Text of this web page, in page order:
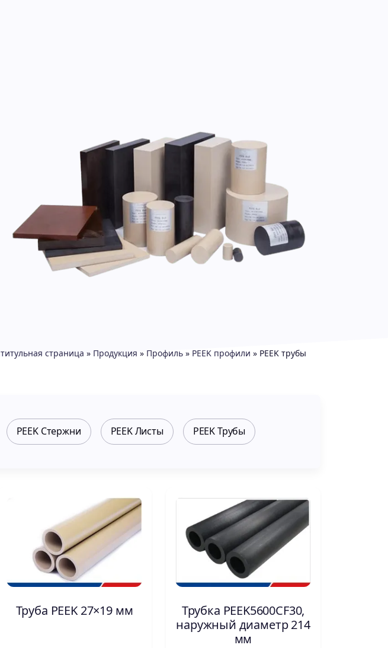
титульная страница » Продукция » Профиль » PEEK профили » PEEK трубы
PEEK Стержни PEEK Листы PEEK Трубы
Труба PEEK 27×19 мм
Трубка PEEK5600CF30,
наружный диаметр 214
мм